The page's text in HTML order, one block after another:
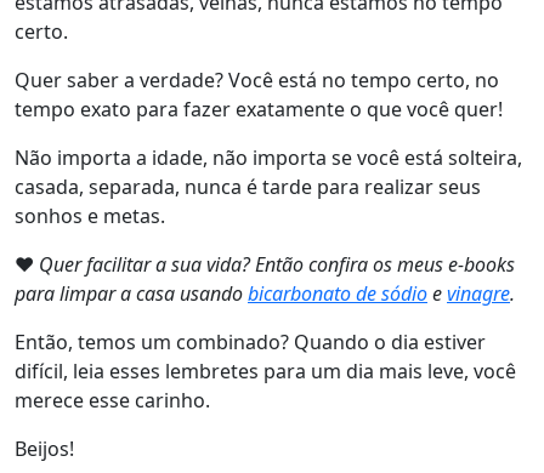
certo.
Quer saber a verdade? Você está no tempo certo, no
tempo exato para fazer exatamente o que você quer!
Não importa a idade, não importa se você está solteira,
casada, separada, nunca é tarde para realizar seus
sonhos e metas.
❤ Quer facilitar a sua vida? Então confira os meus e-books
para limpar a casa usandobicarbonato de sódioevinagre.
Então, temos um combinado? Quando o dia estiver
difícil, leia esses lembretes para um dia mais leve, você
merece esse carinho.
Beijos!